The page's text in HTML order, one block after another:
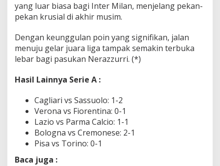
yang luar biasa bagi Inter Milan, menjelang pekan-
pekan krusial di akhir musim.
Dengan keunggulan poin yang signifikan, jalan
menuju gelar juara liga tampak semakin terbuka
lebar bagi pasukan Nerazzurri. (*)
Hasil Lainnya Serie A :
Cagliari vs Sassuolo: 1-2
Verona vs Fiorentina: 0-1
Lazio vs Parma Calcio: 1-1
Bologna vs Cremonese: 2-1
Pisa vs Torino: 0-1
Baca juga :